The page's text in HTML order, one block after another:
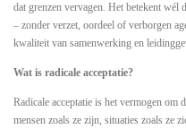
dat grenzen vervagen. Het betekent
– zonder verzet, oordeel of verborgen
kwaliteit van samenwerking en
Wat is radicale acceptatie?
Radicale acceptatie is het vermogen
mensen zoals ze zijn, situaties zoals ze